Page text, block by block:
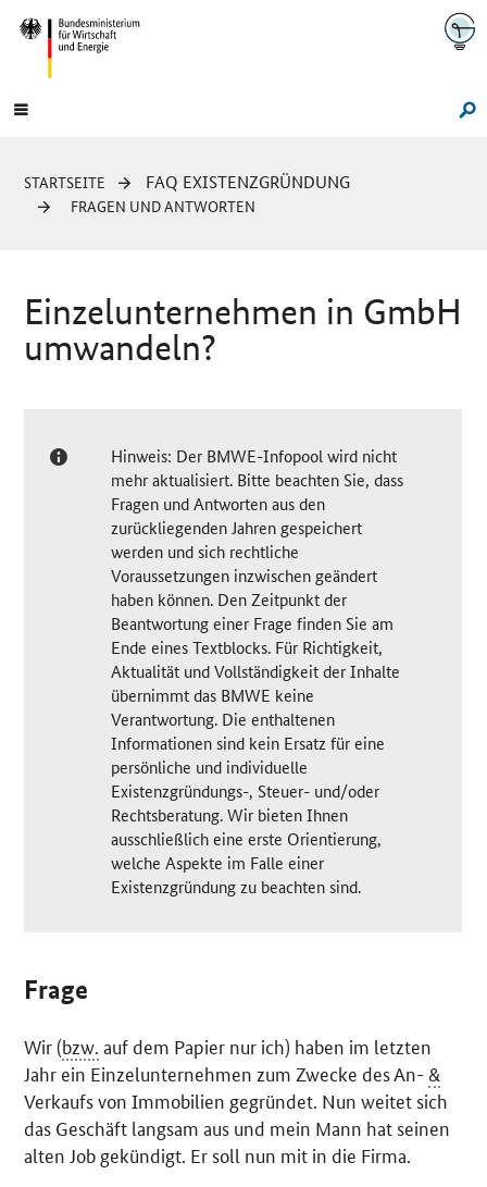
Navigation
Hauptmenü
Sie
sind
STARTSEITE FAQ EXISTENZGRÜNDUNG
FRAGEN UND ANTWORTEN
Einzelunternehmen in GmbH
umwandeln?
Hinweis: Der BMWE-Infopool wird nicht
mehr aktualisiert. Bitte beachten Sie, dass
Fragen und Antworten aus den
zurückliegenden Jahren gespeichert
werden und sich rechtliche
Voraussetzungen inzwischen geändert
haben können. Den Zeitpunkt der
Beantwortung einer Frage finden Sie am
Ende eines Textblocks. Für Richtigkeit,
Aktualität und Vollständigkeit der Inhalte
übernimmt das BMWE keine
Verantwortung. Die enthaltenen
Informationen sind kein Ersatz für eine
persönliche und individuelle
Existenzgründungs-, Steuer- und/oder
Rechtsberatung. Wir bieten Ihnen
ausschließlich eine erste Orientierung,
welche Aspekte im Falle einer
Existenzgründung zu beachten sind.
Frage
Wir (bzw. auf dem Papier nur ich) haben im letzten
Jahr ein Einzelunternehmen zum Zwecke des An- &
Verkaufs von Immobilien gegründet. Nun weitet sich
das Geschäft langsam aus und mein Mann hat seinen
alten Job gekündigt. Er soll nun mit in die Firma.